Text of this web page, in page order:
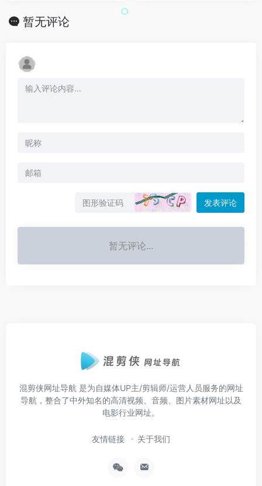
暂无评论
发表评论
暂无评论...
混剪侠网址导航 是为自媒体UP主/剪辑师/运营人员服务的网址
导航，整合了中外知名的高清视频、音频、图片素材网址以及
电影行业网址。
友情链接 关于我们